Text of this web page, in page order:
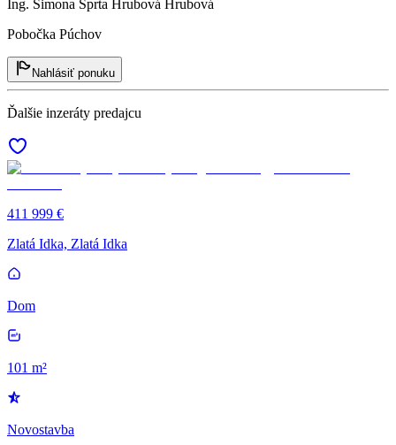
Ing. Simona Šprta Hrubová Hrubová
Pobočka Púchov
Nahlásiť ponuku
Ďalšie inzeráty predajcu
411 999 €
Zlatá Idka, Zlatá Idka
Dom
101 m²
Novostavba